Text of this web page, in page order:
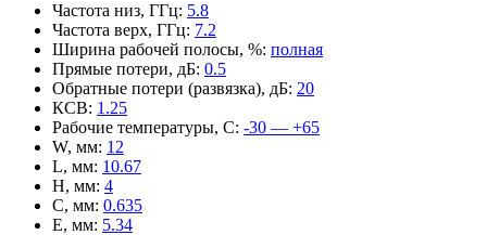
Частота низ, ГГц: 5.8
Частота верх, ГГц: 7.2
Ширина рабочей полосы, %: полная
Прямые потери, дБ: 0.5
Обратные потери (развязка), дБ: 20
КСВ: 1.25
Рабочие температуры, С: -30 — +65
W, мм: 12
L, мм: 10.67
H, мм: 4
C, мм: 0.635
E, мм: 5.34